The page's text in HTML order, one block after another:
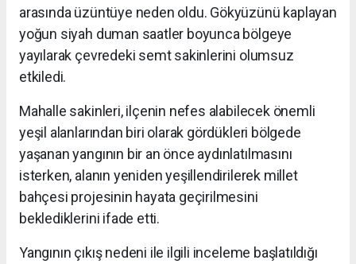
arasında üzüntüye neden oldu. Gökyüzünü kaplayan
yoğun siyah duman saatler boyunca bölgeye
yayılarak çevredeki semt sakinlerini olumsuz
etkiledi.
Mahalle sakinleri, ilçenin nefes alabilecek önemli
yeşil alanlarından biri olarak gördükleri bölgede
yaşanan yangının bir an önce aydınlatılmasını
isterken, alanın yeniden yeşillendirilerek millet
bahçesi projesinin hayata geçirilmesini
beklediklerini ifade etti.
Yangının çıkış nedeni ile ilgili inceleme başlatıldığı